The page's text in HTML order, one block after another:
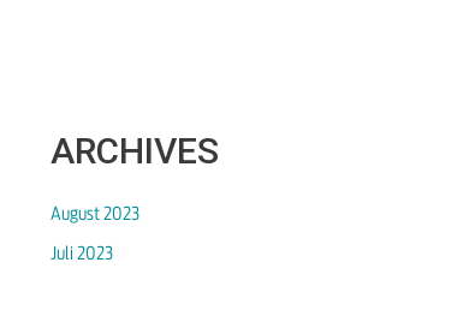
ARCHIVES
August 2023
Juli 2023